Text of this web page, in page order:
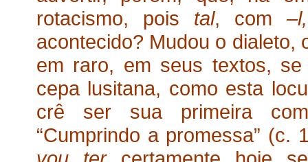
rotacismo, pois tal, com–l,
acontecido? Mudou o dialeto,
em raro, em seus textos,
cepa lusitana, como esta
crê ser sua primeira
“Cumprindo a promessa”